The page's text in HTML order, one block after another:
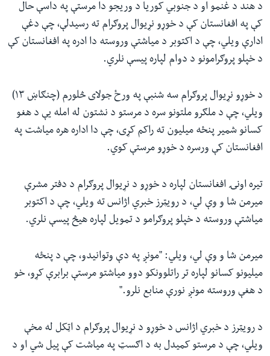
د هند د غنمو او د جنوبي کوریا د وریجو دا مرستې په داسې حال
کې په افغانستان کې د خوړو نړیوال پروګرام ته رسیدلې، چې دغې
ادارې ویلي، چې د اکتوبر د میاشتې وروسته دا ادره په افغانستان کې
د خپلو پروګرامونو د دوام لپاره پیسې نلري.
د خوړو نړیوال پروګرام سه شنبې په ورځ جولای څلورم (چنګاښ ۱۳)
ویلي، چې د ملګرو ملتونو سره د مرستو د نشتون له امله یې د هغو
کسانو شمیر پنځه میلیون ته راکم کړی، چې دا اداره هره میاشت په
افغانستان کې ورسره د خوړو مرستې کوي.
تیره اونۍ افغانستان لپاره د خوړو د نړیوال پروګرام د دفتر مشرې
میرمن شا و وې لي، د رویټرز خبري اژانس ته ویلي، چې د اکتوبر
میاشتې وروسته د خپلو پروګرامو د تمویل لپاره هیڅ پیسې نلري.
میرمن شا و وې لي، ویلي: "مونږ په دې وتوانیدو، چې د پنځه
میلیونو کسانو لپاره تر راتلوونکو دوو میاشتو مرستې برابرې کړو، خو
د هغې وروسته مونږ نورې منابع نلرو".
د رویټرز د خبري اژانس د خوړو د نړیوال پروګرام د اټکل له مخې
ویلي، چې د مرستو کمیدل به د اګسټ په میاشت کې پیل شي او د